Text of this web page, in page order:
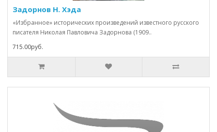
Задорнов Н. Хэда
«Избранное» исторических произведений известного русского
писателя Николая Павловича Задорнова (1909..
715.00руб.